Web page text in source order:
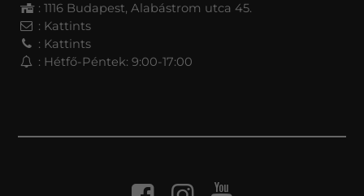
: 1116 Budapest, Alabástrom utca 45.
: Kattints
: Kattints
: Hétfő-Péntek: 9:00-17:00